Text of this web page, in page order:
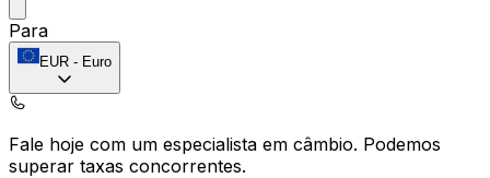
Para
EUR - Euro
Fale hoje com um especialista em câmbio. Podemos
superar taxas concorrentes.